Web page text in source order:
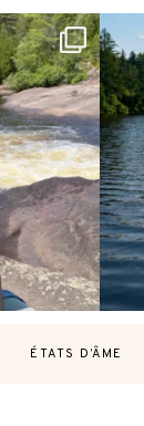
version
Et si
ÉTATS D’ÂME